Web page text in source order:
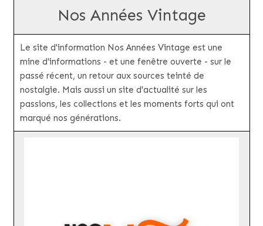
Nos Années Vintage
Le site d'information Nos Années Vintage est une
mine d'informations - et une fenêtre ouverte - sur le
passé récent, un retour aux sources teinté de
nostalgie. Mais aussi un site d'actualité sur les
passions, les collections et les moments forts qui ont
marqué nos générations.